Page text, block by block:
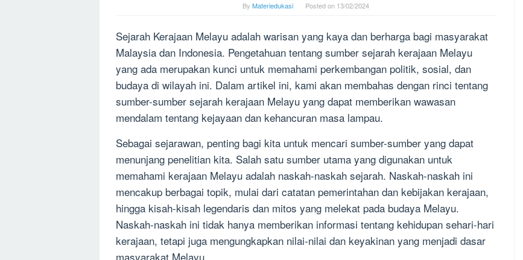
By Materiedukasi Posted on 13/02/2024
Sejarah Kerajaan Melayu adalah warisan yang kaya dan berharga bagi masyarakat
Malaysia dan Indonesia. Pengetahuan tentang sumber sejarah kerajaan Melayu
yang ada merupakan kunci untuk memahami perkembangan politik, sosial, dan
budaya di wilayah ini. Dalam artikel ini, kami akan membahas dengan rinci tentang
sumber-sumber sejarah kerajaan Melayu yang dapat memberikan wawasan
mendalam tentang kejayaan dan kehancuran masa lampau.
Sebagai sejarawan, penting bagi kita untuk mencari sumber-sumber yang dapat
menunjang penelitian kita. Salah satu sumber utama yang digunakan untuk
memahami kerajaan Melayu adalah naskah-naskah sejarah. Naskah-naskah ini
mencakup berbagai topik, mulai dari catatan pemerintahan dan kebijakan kerajaan,
hingga kisah-kisah legendaris dan mitos yang melekat pada budaya Melayu.
Naskah-naskah ini tidak hanya memberikan informasi tentang kehidupan sehari-hari
kerajaan, tetapi juga mengungkapkan nilai-nilai dan keyakinan yang menjadi dasar
masyarakat Melayu.